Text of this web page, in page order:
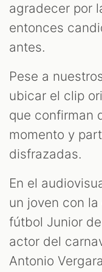
agradecer por
entonces
antes.
Pese a
ubicar el clip
que confirman
momento y
disfrazadas.
En el
un joven con
fútbol Junior
actor del
Antonio